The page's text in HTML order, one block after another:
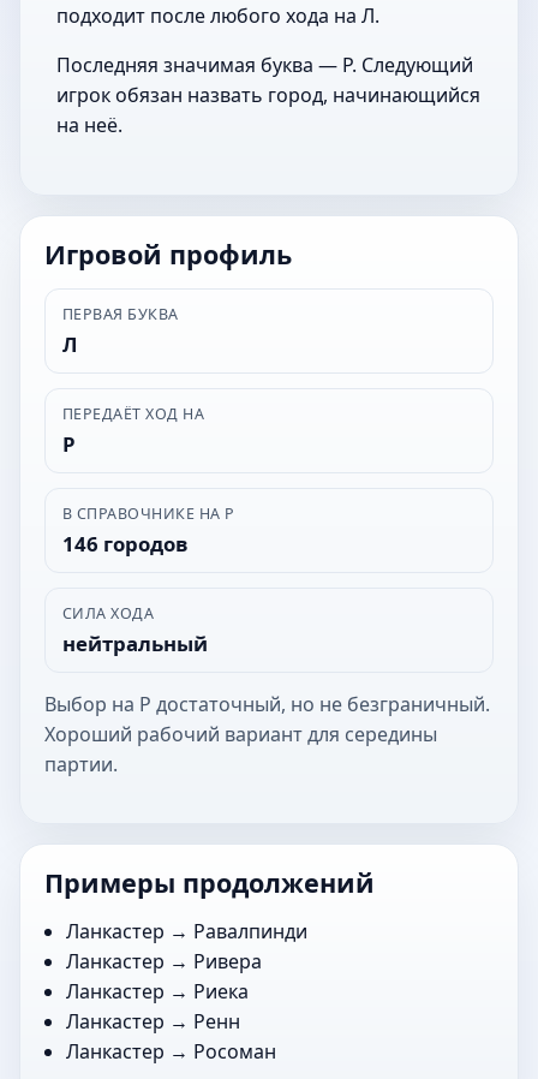
подходит после любого хода на Л.
Последняя значимая буква — Р. Следующий
игрок обязан назвать город, начинающийся
на неё.
Игровой профиль
ПЕРВАЯ БУКВА
Л
ПЕРЕДАЁТ ХОД НА
Р
В СПРАВОЧНИКЕ НА Р
146 городов
СИЛА ХОДА
нейтральный
Выбор на Р достаточный, но не безграничный.
Хороший рабочий вариант для середины
партии.
Примеры продолжений
Ланкастер → Равалпинди
Ланкастер → Ривера
Ланкастер → Риека
Ланкастер → Ренн
Ланкастер → Росоман